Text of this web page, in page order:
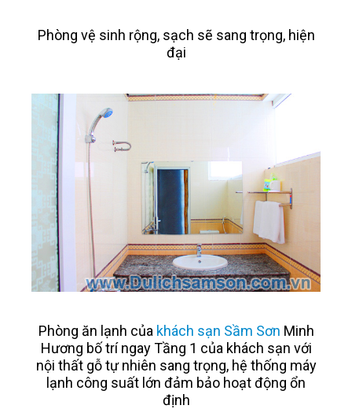
Phòng vệ sinh rộng, sạch sẽ sang trọng, hiện
đại
Phòng ăn lạnh của khách sạn Sầm Sơn Minh
Hương bố trí ngay Tầng 1 của khách sạn với
nội thất gỗ tự nhiên sang trọng, hệ thống máy
lạnh công suất lớn đảm bảo hoạt động ổn
định